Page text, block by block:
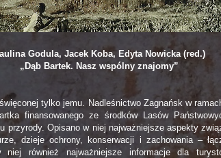
Godula, Jacek Koba, Edyta Nowicka (red.)
„Dąb Bartek. Nasz wspólny znajomy”
tylko jemu. Nadleśnictwo Zagnańsk w
finansowanego ze środków Lasów
przyrody. Opisano w niej najważniejsze aspekty
dzieje ochrony, konserwacji i zachowania –
niej również najważniejsze informacje dla